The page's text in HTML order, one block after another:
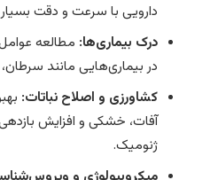
دارویی با سرعت و دقت بسیار بالاتر.
درک بیماری‌ها:مطالعه عوامل
در بیماری‌هایی مانند سرطان،
کشاورزی و اصلاح نباتات:بهبود
آفات، خشکی و افزایش بازدهی
ژنومیک.